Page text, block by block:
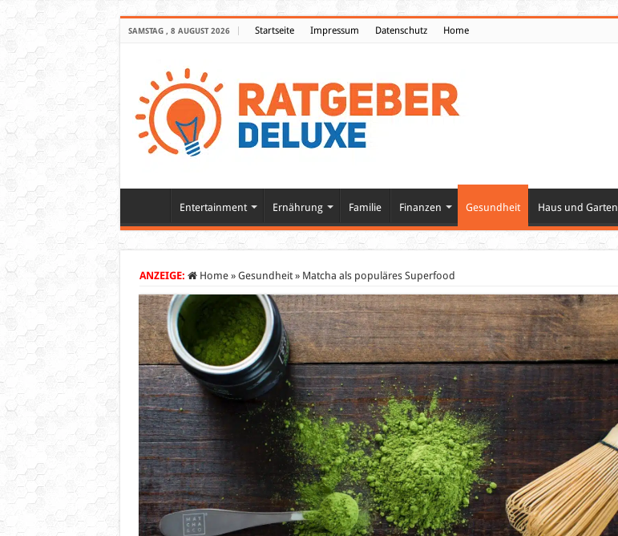
SAMSTAG , 8 AUGUST 2026 Startseite Impressum Datenschutz Home
Entertainment Ernährung Familie Finanzen Gesundheit Haus und Garten
ANZEIGE: Home » Gesundheit » Matcha als populäres Superfood